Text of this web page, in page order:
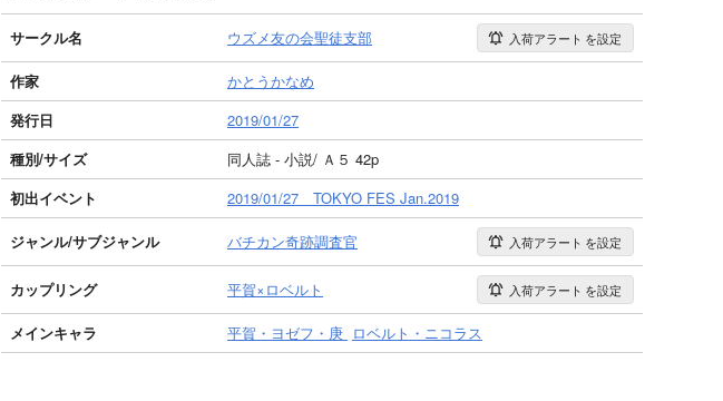
サークル名 ウズメ友の会聖徒支部 入荷アラート を設定
作家
かとうかなめ
発行日
2019/01/27
種別/サイズ
同人誌 - 小説/ Ａ５ 42p
初出イベント
2019/01/27 TOKYO FES Jan.2019
ジャンル/サブジャンル バチカン奇跡調査官 入荷アラート を設定
カップリング 平賀×ロベルト 入荷アラート を設定
メインキャラ 平賀・ヨゼフ・庚 ロベルト・ニコラス